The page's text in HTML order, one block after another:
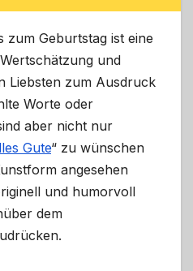
zum Geburtstag ist eine
und
Liebsten zum Ausdruck
Worte oder
aber nicht nur
Gute“ zu wünschen
angesehen
und humorvoll
dem